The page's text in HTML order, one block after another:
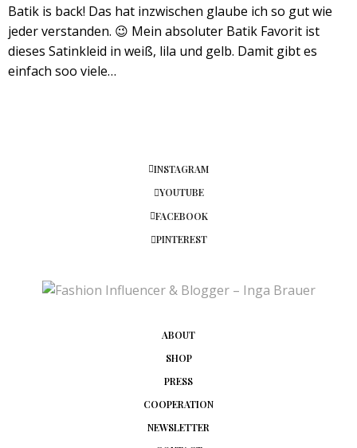
Batik is back! Das hat inzwischen glaube ich so gut wie
jeder verstanden. 😉 Mein absoluter Batik Favorit ist
dieses Satinkleid in weiß, lila und gelb. Damit gibt es
einfach soo viele…
INSTAGRAM
YOUTUBE
FACEBOOK
PINTEREST
ABOUT
SHOP
PRESS
COOPERATION
NEWSLETTER